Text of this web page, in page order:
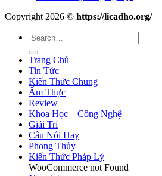
Copyright 2026 © https://licadho.org/
Trang Chủ
Tin Tức
Kiến Thức Chung
Ẩm Thực
Review
Khoa Học – Công Nghệ
Giải Trí
Câu Nói Hay
Phong Thủy
Kiến Thức Pháp Lý
WooCommerce not Found